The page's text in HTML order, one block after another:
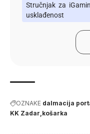
Stručnjak za
usklađenost
OZNAKE dalmacija
KK Zadar košarka